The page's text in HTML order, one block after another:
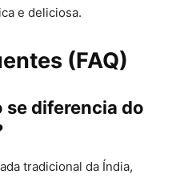
e deliciosa.
(FAQ)
se diferencia do
tradicional da Índia,